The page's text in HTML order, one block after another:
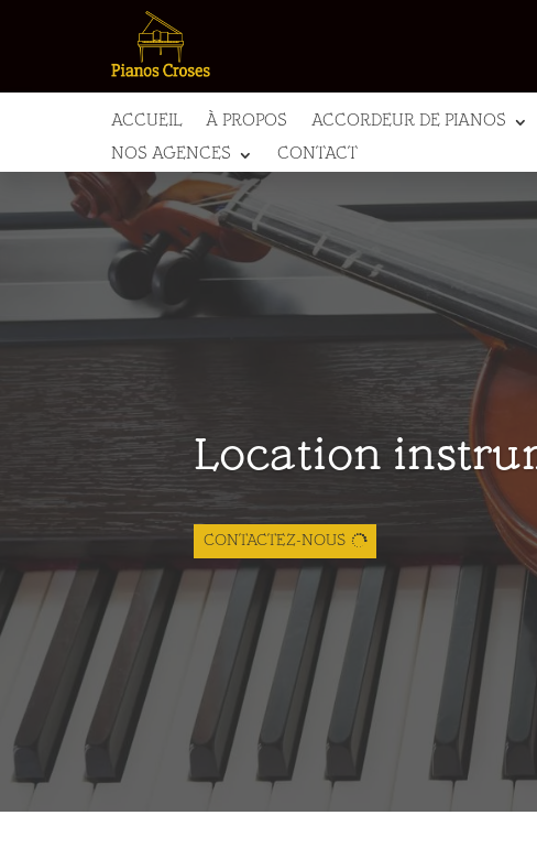
ACCUEIL À PROPOS ACCORDEUR DE PIANOS
NOS AGENCES
CONTACT
Location
CONTACTEZ-NOUS